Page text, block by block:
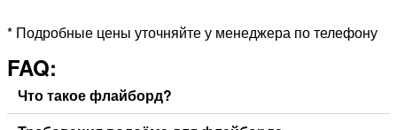
* Подробные цены уточняйте у менеджера по телефону
FAQ:
Что такое флайборд?